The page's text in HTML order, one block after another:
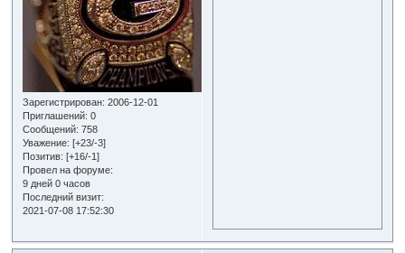
Зарегистрирован: 2006-12-01
Приглашений: 0
Сообщений: 758
Уважение: [+23/-3]
Позитив: [+16/-1]
Провел на форуме:
9 дней 0 часов
Последний визит:
2021-07-08 17:52:30